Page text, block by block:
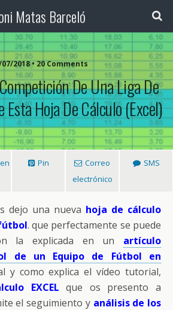
Matas Barceló
2018 • 20 Comments
De Una Liga De
Hoja De Cálculo (Excel)
Pin
Correo
electrónico
SMS
dejo una nueva hoja de cálculo
. que perfectamente se puede
la explicada en un artículo
de un Equipo de Fútbol en
y como explica el vídeo tutorial,
EXCEL que os presento a
el seguimiento y análisis de los